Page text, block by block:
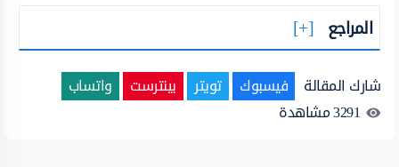
المراجع
شارك المقالة فيسبوك تويتر بينترست
واتساب
3291مشاهدة